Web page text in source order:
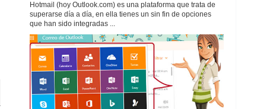
Hotmail (hoy Outlook.com) es una plataforma que trata de
superarse día a día, en ella tienes un sin fin de opciones
que han sido integradas ...